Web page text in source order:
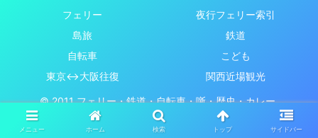
フェリー
夜行フェリー索引
島旅
鉄道
自転車
こども
東京↔大阪往復
関西近場観光
© 2011 フェリー・鉄道・自転車・噺・歴史・カレー.
メニュー ホーム 検索 トップ サイドバー